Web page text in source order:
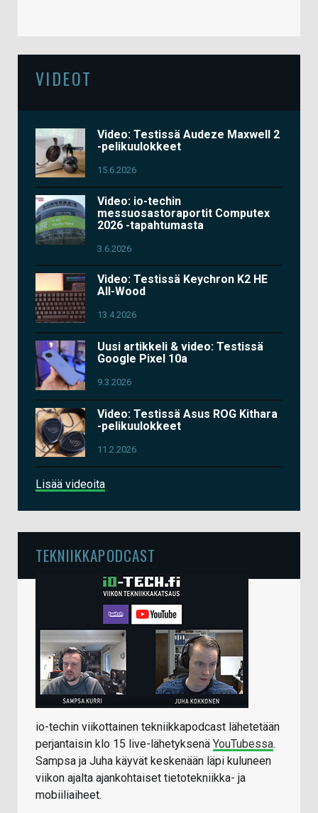
VIDEOT
Video: Testissä Audeze Maxwell 2
-pelikuulokkeet
15.6.2026
Video: io-techin
messuosastoraportit Computex
2026 -tapahtumasta
3.6.2026
Video: Testissä Keychron K2 HE
All-Wood
13.4.2026
Uusi artikkeli & video: Testissä
Google Pixel 10a
9.3.2026
Video: Testissä Asus ROG Kithara
-pelikuulokkeet
11.2.2026
Lisää videoita
TEKNIIKKAPODCAST
io-techin viikottainen tekniikkapodcast lähetetään
perjantaisin klo 15 live-lähetyksenä YouTubessa.
Sampsa ja Juha käyvät keskenään läpi kuluneen
viikon ajalta ajankohtaiset tietotekniikka- ja
mobiiliaiheet.